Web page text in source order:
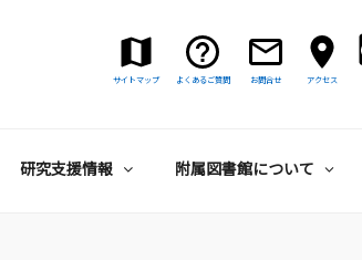
サイトマップ よくあるご質問 お問合せ アクセス
研究支援情報 附属図書館について